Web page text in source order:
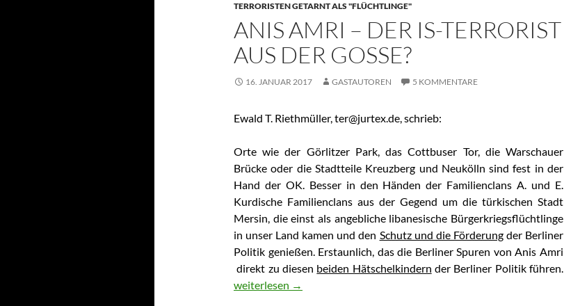
TERRORISTEN GETARNT ALS "FLÜCHTLINGE"
ANIS AMRI – DER IS-TERRORIST
AUS DER GOSSE?
16. JANUAR 2017 GASTAUTOREN 5 KOMMENTARE
Ewald T. Riethmüller, ter@jurtex.de, schrieb:
Orte wie der Görlitzer Park, das Cottbuser Tor, die Warschauer
Brücke oder die Stadtteile Kreuzberg und Neukölln sind fest in der
Hand der OK. Besser in den Händen der Familienclans A. und E.
Kurdische Familienclans aus der Gegend um die türkischen Stadt
Mersin, die einst als angebliche libanesische Bürgerkriegsflüchtlinge
in unser Land kamen und den Schutz und die Förderungder Berliner
Politik genießen. Erstaunlich, das die Berliner Spuren von Anis Amri
direkt zu diesen beiden Hätschelkindern der Berliner Politik führen.
Anis Amri – der IS-Terrorist aus der Gosse?
weiterlesen →